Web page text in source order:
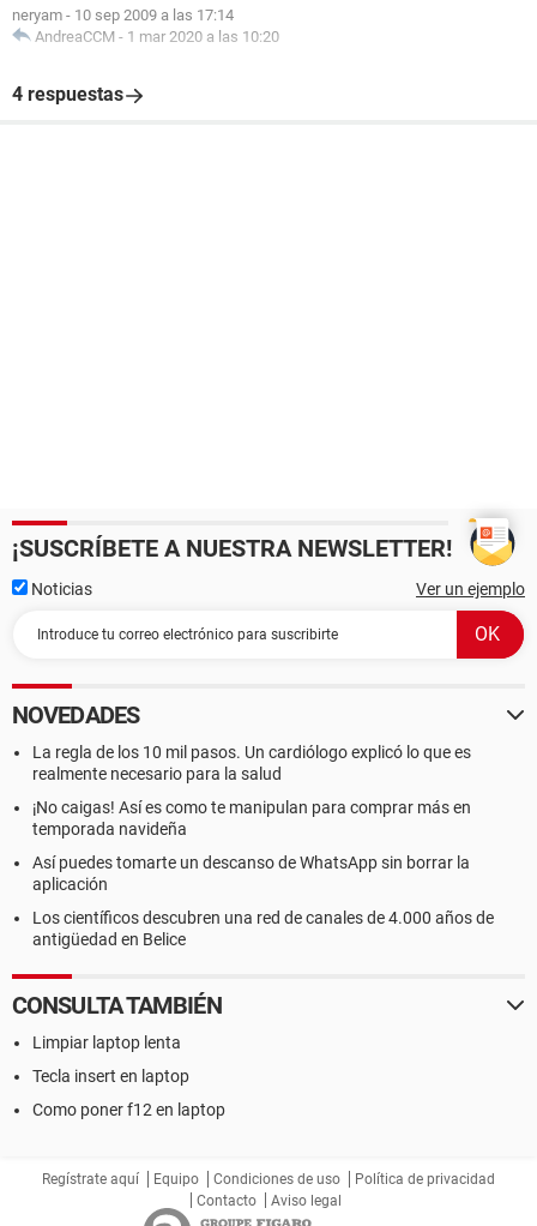
neryam - 10 sep 2009 a las 17:14
AndreaCCM - 1 mar 2020 a las 10:20
4 respuestas
¡SUSCRÍBETE A NUESTRA NEWSLETTER!
Noticias Ver un ejemplo
NOVEDADES
La regla de los 10 mil pasos. Un cardiólogo explicó lo que es
realmente necesario para la salud
¡No caigas! Así es como te manipulan para comprar más en
temporada navideña
Así puedes tomarte un descanso de WhatsApp sin borrar la
aplicación
Los científicos descubren una red de canales de 4.000 años de
antigüedad en Belice
CONSULTA TAMBIÉN
Limpiar laptop lenta
Tecla insert en laptop
Como poner f12 en laptop
Regístrate aquí Equipo Condiciones de uso
Política de privacidad
Contacto
Aviso legal